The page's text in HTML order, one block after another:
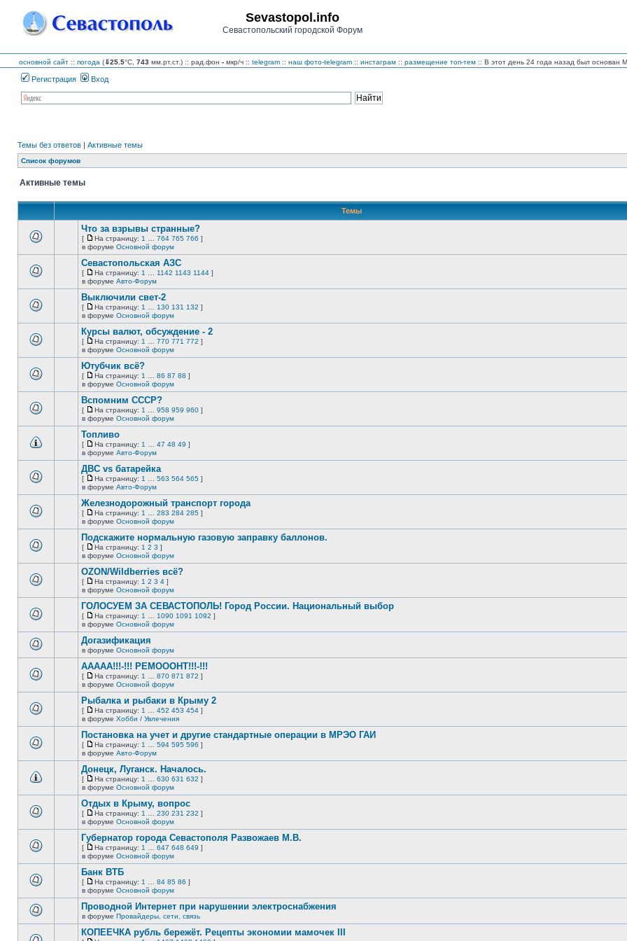
Sevastopol.info
Севастопольский городской Форум
основной сайт :: погода (⇓25.5°C, 743 мм.рт.ст.) :: рад.фон - мкр/ч :: telegram :: наш фото-telegram :: инстаграм :: размещение топ-тем :: В этот день 24 года назад был основан
Регистрация Вход
Темы без ответов | Активные темы
Список форумов
Активные темы
Темы
этой
непрочитанных
сообщений.
Что за взрывы странные?
[
На
страницу
На страницу: 1 764 765 766 ]
в форуме Основной форум
этой
непрочитанных
сообщений.
Севастопольская АЗС
[
На
страницу
На страницу: 1 1142 1143 1144 ]
в форуме Авто-Форум
этой
непрочитанных
сообщений.
Выключили свет-2
[
На
страницу
На страницу: 1 130 131 132 ]
в форуме Основной форум
этой
непрочитанных
сообщений.
Курсы валют, обсуждение - 2
[
На
страницу
На страницу: 1 770 771 772 ]
в форуме Основной форум
этой
непрочитанных
сообщений.
Ютубчик всё?
[
На
страницу
На страницу: 1 86 87 88 ]
в форуме Основной форум
этой
непрочитанных
сообщений.
Вспомним СССР?
[
На
страницу
На страницу: 1 958 959 960 ]
в форуме Основной форум
этой
непрочитанных
сообщений.
Топливо
[
На
страницу
На страницу: 1 47 48 49 ]
в форуме Авто-Форум
этой
непрочитанных
сообщений.
ДВС vs батарейка
[
На
страницу
На страницу: 1 563 564 565 ]
в форуме Авто-Форум
этой
непрочитанных
сообщений.
Железнодорожный транспорт города
[
На
страницу
На страницу: 1 283 284 285 ]
в форуме Основной форум
этой
непрочитанных
сообщений.
Подскажите нормальную газовую заправку баллонов.
[
На
страницу
На страницу: 1 2 3 ]
в форуме Основной форум
этой
непрочитанных
сообщений.
OZON/Wildberries всё?
[
На
страницу
На страницу: 1 2 3 4 ]
в форуме Основной форум
этой
непрочитанных
сообщений.
ГОЛОСУЕМ ЗА СЕВАСТОПОЛЬ! Город России. Национальный выбор
[
На
страницу
На страницу: 1 1090 1091 1092 ]
в форуме Основной форум
непрочитанных
сообщений.
Догазификация
в форуме Основной форум
этой
непрочитанных
сообщений.
ААААА!!!-!!! РЕМОООНТ!!!-!!!
[
На
страницу
На страницу: 1 870 871 872 ]
в форуме Основной форум
этой
непрочитанных
сообщений.
Рыбалка и рыбаки в Крыму 2
[
На
страницу
На страницу: 1 452 453 454 ]
в форуме Хобби / Увлечения
этой
непрочитанных
сообщений.
Постановка на учет и другие стандартные операции в МРЭО ГАИ
[
На
страницу
На страницу: 1 594 595 596 ]
в форуме Авто-Форум
этой
непрочитанных
сообщений.
Донецк, Луганск. Началось.
[
На
страницу
На страницу: 1 630 631 632 ]
в форуме Основной форум
этой
непрочитанных
сообщений.
Отдых в Крыму, вопрос
[
На
страницу
На страницу: 1 230 231 232 ]
в форуме Основной форум
этой
непрочитанных
сообщений.
Губернатор города Севастополя Развожаев М.В.
[
На
страницу
На страницу: 1 647 648 649 ]
в форуме Основной форум
этой
непрочитанных
сообщений.
Банк ВТБ
[
На
страницу
На страницу: 1 84 85 86 ]
в форуме Основной форум
Проводной Интернет при нарушении электроснабжения
в форуме Провайдеры, сети, связь
КОПЕЕЧКА рубль бережёт. Рецепты экономии мамочек III